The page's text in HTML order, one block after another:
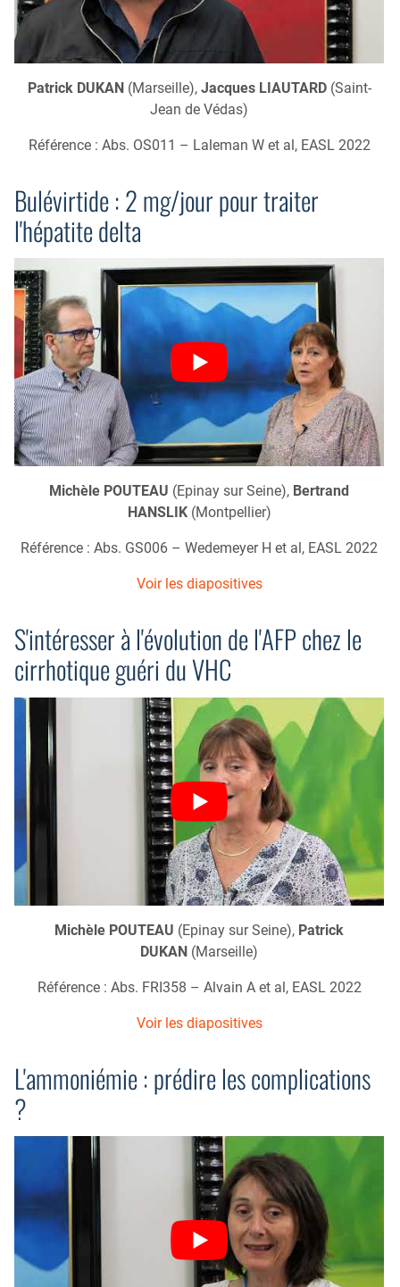
Patrick DUKAN(Marseille), Jacques LIAUTARD(Saint-
Jean de Védas)
Référence : Abs. OS011 – Laleman W et al, EASL 2022
Bulévirtide : 2 mg/jour pour traiter
l'hépatite delta
Michèle POUTEAU (Epinay sur Seine), Bertrand
HANSLIK(Montpellier)
Référence : Abs. GS006 – Wedemeyer H et al, EASL 2022
Voir les diapositives
S'intéresser à l'évolution de l'AFP chez le
cirrhotique guéri du VHC
Michèle POUTEAU (Epinay sur Seine), Patrick
DUKAN (Marseille)
Référence : Abs. FRI358 – Alvain A et al, EASL 2022
Voir les diapositives
L'ammoniémie : prédire les complications
?